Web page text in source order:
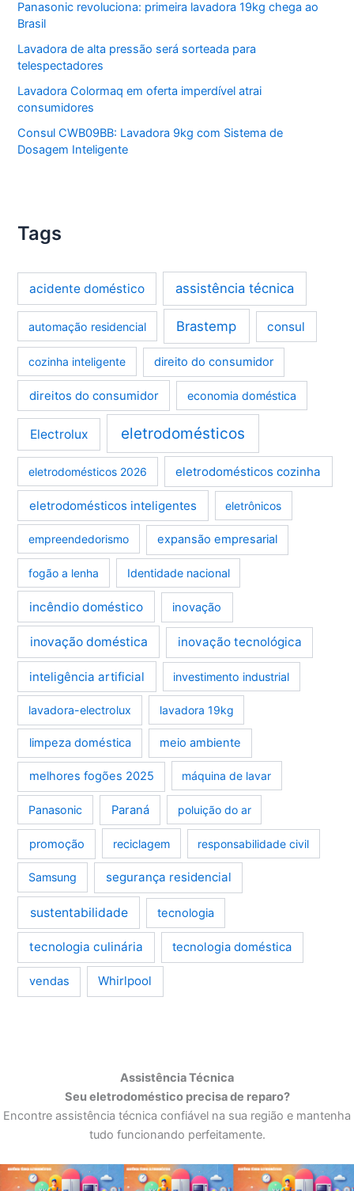
Panasonic revoluciona: primeira lavadora 19kg chega ao
Brasil
Lavadora de alta pressão será sorteada para
telespectadores
Lavadora Colormaq em oferta imperdível atrai
consumidores
Consul CWB09BB: Lavadora 9kg com Sistema de
Dosagem Inteligente
Tags
acidente doméstico assistência técnica
automação residencial Brastemp consul
cozinha inteligente direito do consumidor
direitos do consumidor economia doméstica
Electrolux eletrodomésticos
eletrodomésticos 2026 eletrodomésticos cozinha
eletrodomésticos inteligentes eletrônicos
empreendedorismo expansão empresarial
fogão a lenha Identidade nacional
incêndio doméstico inovação
inovação doméstica inovação tecnológica
inteligência artificial investimento industrial
lavadora-electrolux lavadora 19kg
limpeza doméstica meio ambiente
melhores fogões 2025 máquina de lavar
Panasonic Paraná poluição do ar
promoção reciclagem responsabilidade civil
Samsung segurança residencial
sustentabilidade tecnologia
tecnologia culinária tecnologia doméstica
vendas Whirlpool
Assistência Técnica
Seu eletrodoméstico precisa de reparo?
Encontre assistência técnica confiável na sua região e mantenha
tudo funcionando perfeitamente.